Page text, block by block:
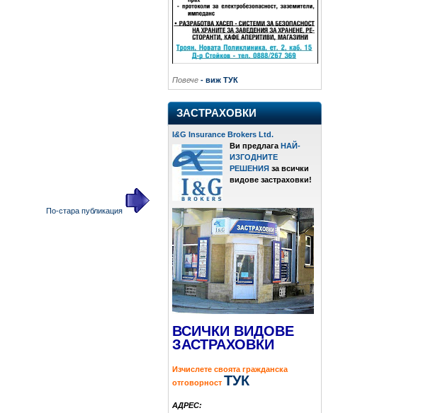
По-стара публикация
Повече - виж ТУК
ЗАСТРАХОВКИ
I&G Insurance Brokers Ltd.
Ви предлага НАЙ-
ИЗГОДНИТЕ
РЕШЕНИЯ за всички
видове застраховки!
ВСИЧКИ ВИДОВЕ
ЗАСТРАХОВКИ
Изчислете своята гражданска
отговорност ТУК
АДРЕС: